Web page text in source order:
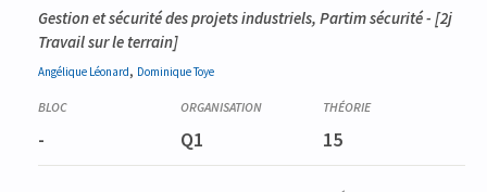
Gestion et sécurité des projets industriels, Partim sécurité- [2j
Travail sur le terrain]
Angélique Léonard, DominiqueToye
- Q1 15